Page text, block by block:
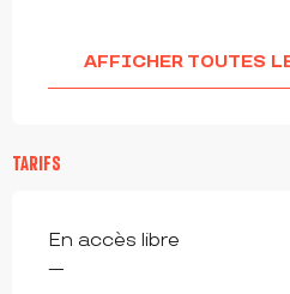
AFFICHER TOUTES
TARIFS
En accès libre
—